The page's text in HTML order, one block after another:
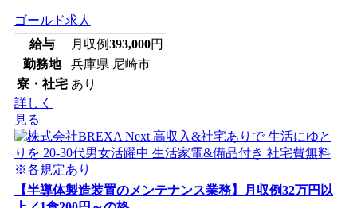
ゴールド求人
給与
月収例393,000円
勤務地
兵庫県 尼崎市
寮・社宅 あり
詳しく
見る
【半導体製造装置のメンテナンス業務】月収例32万円以